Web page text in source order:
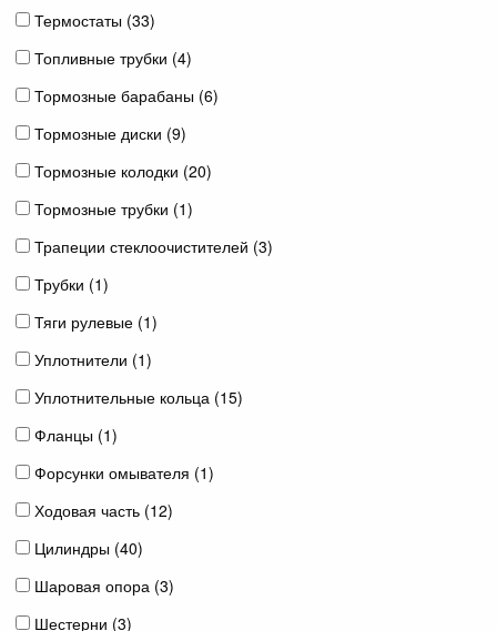
Термостаты (33)
Топливные трубки (4)
Тормозные барабаны (6)
Тормозные диски (9)
Тормозные колодки (20)
Тормозные трубки (1)
Трапеции стеклоочистителей (3)
Трубки (1)
Тяги рулевые (1)
Уплотнители (1)
Уплотнительные кольца (15)
Фланцы (1)
Форсунки омывателя (1)
Ходовая часть (12)
Цилиндры (40)
Шаровая опора (3)
Шестерни (3)